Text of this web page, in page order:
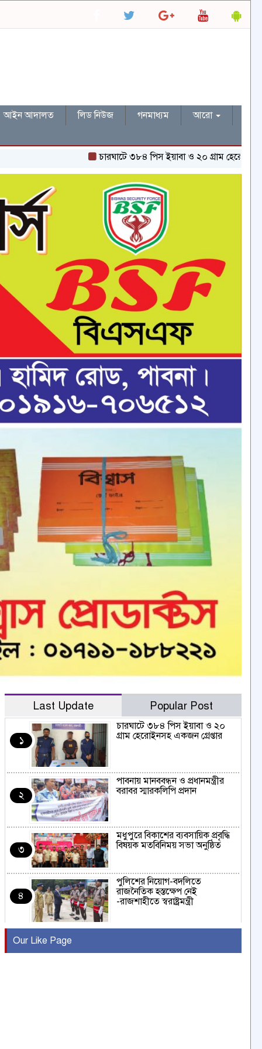
আইন আদালত লিড নিউজ গনমাধ্যম
আরো
চারঘাটে ৩৮৪ পিস ইয়াবা ও ২০ গ্রাম হেরোইনসহ একজন
Last Update Popular Post
১
চারঘাটে ৩৮৪ পিস ইয়াবা ও ২০
গ্রাম হেরোইনসহ একজন গ্রেপ্তার
২
পাবনায় মানববন্ধন ও প্রধানমন্ত্রীর
বরাবর স্মারকলিপি প্রদান
৩
মধুপুরে বিকাশের ব্যবসায়িক প্রবৃদ্ধি
বিষয়ক মতবিনিময় সভা অনুষ্ঠিত
৪
পুলিশের নিয়োগ-বদলিতে
রাজনৈতিক হস্তক্ষেপ নেই
-রাজশাহীতে স্বরাষ্ট্রমন্ত্রী
৫
Our Like Page